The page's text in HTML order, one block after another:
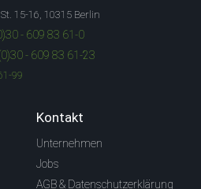
15-16, 10315 Berlin
- 609 83 61-0
- 609 83 61-23
99
Kontakt
Unternehmen
Jobs
AGB & Datenschutzerklärung